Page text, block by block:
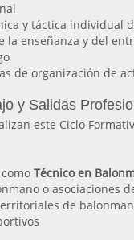
y táctica individual
la enseñanza y del
de organización de
y Salidas
este Ciclo
Técnico en
o asociaciones
de